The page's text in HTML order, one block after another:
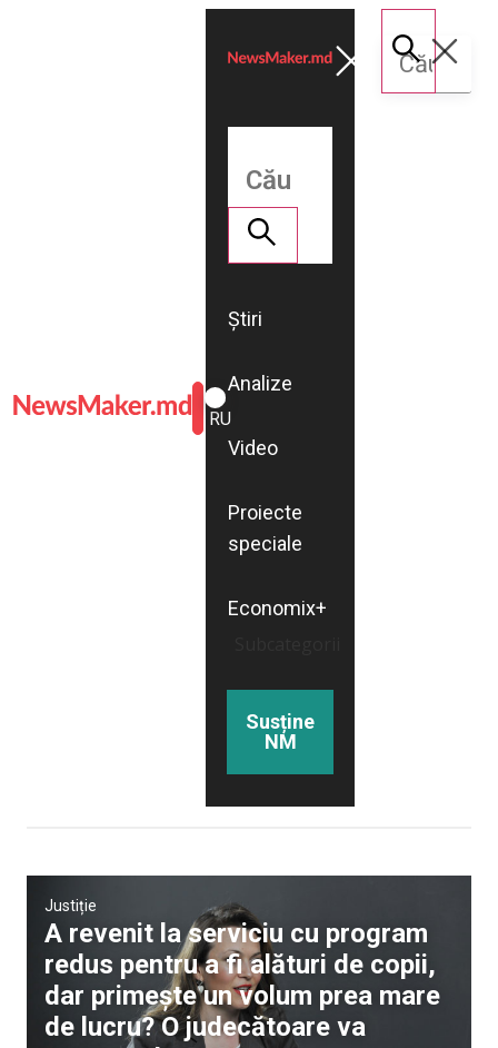
ROMÂNĂ
RU
Știri
Analize
Video
Proiecte
speciale
Economix+
Susține
NM
Justiție
A revenit la serviciu cu program
redus pentru a fi alături de copii,
dar primește un volum prea mare
de lucru? O judecătoare va